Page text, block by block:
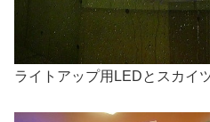
ライトアップ用LEDとスカイ